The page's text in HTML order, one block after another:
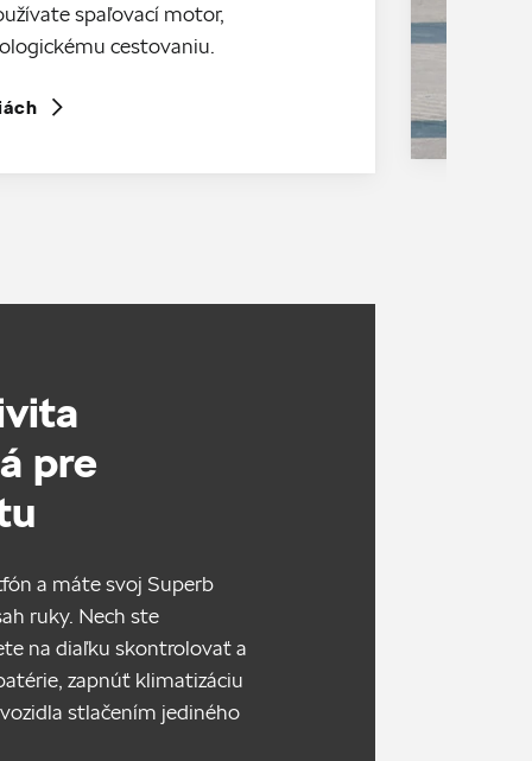
spaľovací motor,
cestovaniu.
pre
a máte svoj Superb
ruky. Nech ste
na diaľku skontrolovať a
zapnúť klimatizáciu
stlačením jediného